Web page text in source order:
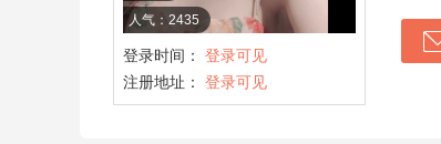
人气：2435
登录时间： 登录可见
注册地址： 登录可见